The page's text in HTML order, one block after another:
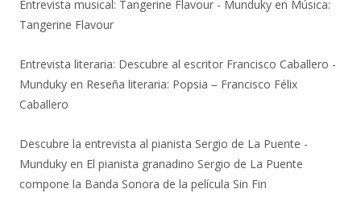
Entrevista musical: Tangerine Flavour - Munduky en Música:
Tangerine Flavour
Entrevista literaria: Descubre al escritor Francisco Caballero -
Munduky en Reseña literaria: Popsia – Francisco Félix
Caballero
Descubre la entrevista al pianista Sergio de La Puente -
Munduky en El pianista granadino Sergio de La Puente
compone la Banda Sonora de la película Sin Fin